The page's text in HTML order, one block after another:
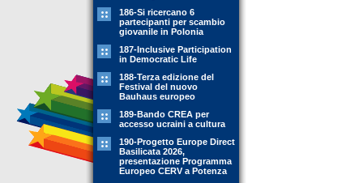
186-Si ricercano 6
partecipanti per scambio
giovanile in Polonia
187-Inclusive Participation
in Democratic Life
188-Terza edizione del
Festival del nuovo
Bauhaus europeo
189-Bando CREA per
accesso ucraini a cultura
190-Progetto Europe Direct
Basilicata 2026,
presentazione Programma
Europeo CERV a Potenza